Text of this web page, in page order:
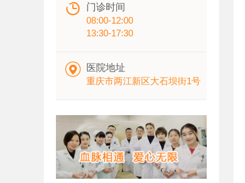

门诊时间
08:00-12:00
13:30-17:30

医院地址
重庆市两江新区大石坝街1号